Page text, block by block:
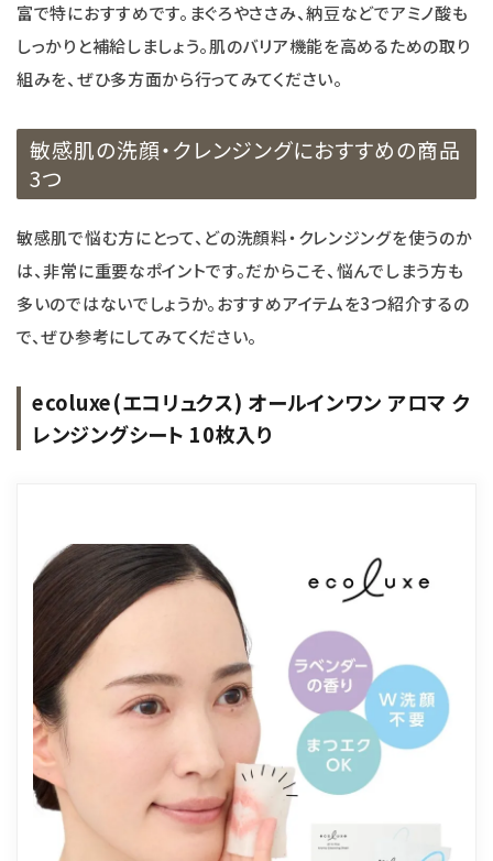
富で特におすすめです。まぐろやささみ、納豆などでアミノ酸も
しっかりと補給しましょう。肌のバリア機能を高めるための取り
組みを、ぜひ多方面から行ってみてください。
敏感肌の洗顔・クレンジングにおすすめの商品
3つ
敏感肌で悩む方にとって、どの洗顔料・クレンジングを使うのか
は、非常に重要なポイントです。だからこそ、悩んでしまう方も
多いのではないでしょうか。おすすめアイテムを3つ紹介するの
で、ぜひ参考にしてみてください。
ecoluxe(エコリュクス) オールインワン アロマ ク
レンジングシート 10枚入り